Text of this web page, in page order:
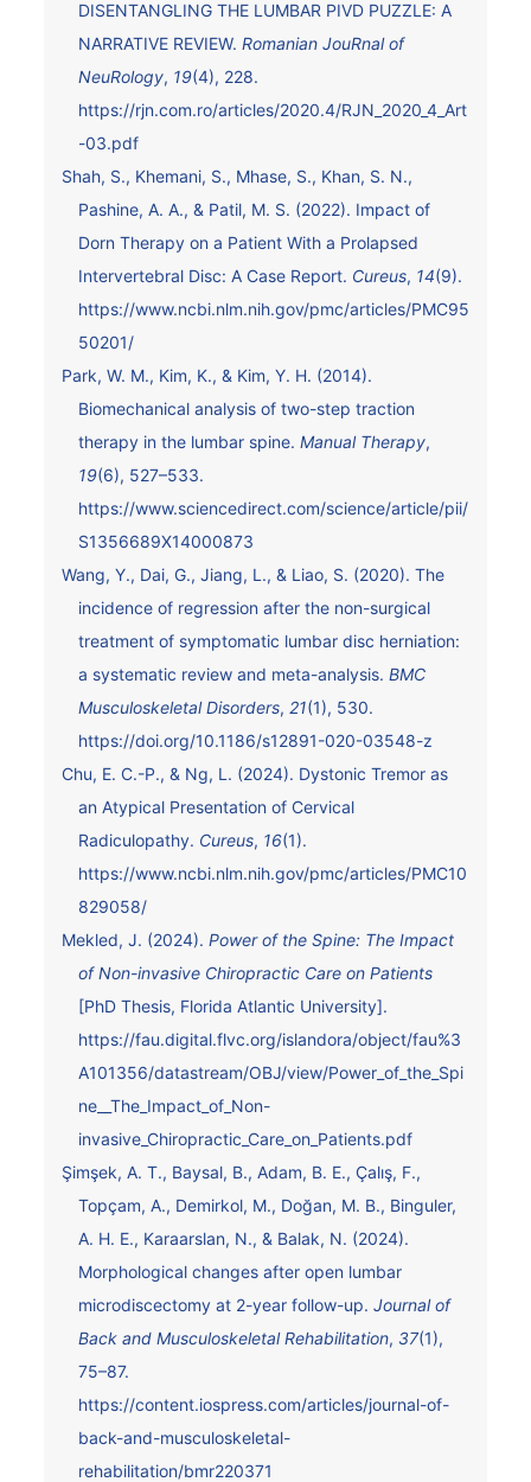
DISENTANGLING THE LUMBAR PIVD PUZZLE: A
NARRATIVE REVIEW. Romanian JouRnal of
NeuRology, 19(4), 228.
https://rjn.com.ro/articles/2020.4/RJN_2020_4_Art
-03.pdf
Shah, S., Khemani, S., Mhase, S., Khan, S. N.,
Pashine, A. A., & Patil, M. S. (2022). Impact of
Dorn Therapy on a Patient With a Prolapsed
Intervertebral Disc: A Case Report. Cureus, 14(9).
https://www.ncbi.nlm.nih.gov/pmc/articles/PMC95
50201/
Park, W. M., Kim, K., & Kim, Y. H. (2014).
Biomechanical analysis of two-step traction
therapy in the lumbar spine. Manual Therapy,
19(6), 527–533.
https://www.sciencedirect.com/science/article/pii/
S1356689X14000873
Wang, Y., Dai, G., Jiang, L., & Liao, S. (2020). The
incidence of regression after the non-surgical
treatment of symptomatic lumbar disc herniation:
a systematic review and meta-analysis. BMC
Musculoskeletal Disorders, 21(1), 530.
https://doi.org/10.1186/s12891-020-03548-z
Chu, E. C.-P., & Ng, L. (2024). Dystonic Tremor as
an Atypical Presentation of Cervical
Radiculopathy. Cureus, 16(1).
https://www.ncbi.nlm.nih.gov/pmc/articles/PMC10
829058/
Mekled, J. (2024). Power of the Spine: The Impact
of Non-invasive Chiropractic Care on Patients
[PhD Thesis, Florida Atlantic University].
https://fau.digital.flvc.org/islandora/object/fau%3
A101356/datastream/OBJ/view/Power_of_the_Spi
ne__The_Impact_of_Non-
invasive_Chiropractic_Care_on_Patients.pdf
Şimşek, A. T., Baysal, B., Adam, B. E., Çalış, F.,
Topçam, A., Demirkol, M., Doğan, M. B., Binguler,
A. H. E., Karaarslan, N., & Balak, N. (2024).
Morphological changes after open lumbar
microdiscectomy at 2-year follow-up. Journal of
Back and Musculoskeletal Rehabilitation, 37(1),
75–87.
https://content.iospress.com/articles/journal-of-
back-and-musculoskeletal-
rehabilitation/bmr220371